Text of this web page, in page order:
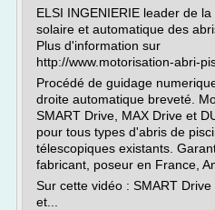
ELSI INGENIERIE leader de
solaire et automatique des
Plus d'information sur
http://www.motorisation-abri-
Procédé de guidage
droite automatique breveté.
SMART Drive, MAX Drive et
pour tous types d'abris de
télescopiques existants.
fabricant, poseur en France,
Sur cette vidéo : SMART
et...